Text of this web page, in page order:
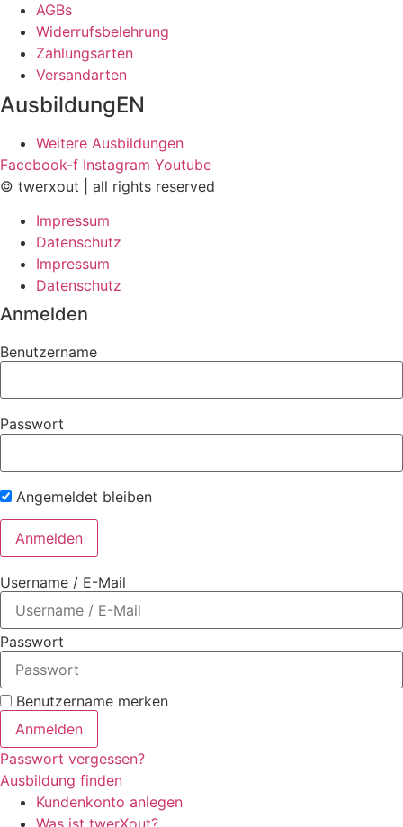
AGBs
Widerrufsbelehrung
Zahlungsarten
Versandarten
AusbildungEN
Weitere Ausbildungen
Facebook-f Instagram Youtube
© twerxout | all rights reserved
Impressum
Datenschutz
Impressum
Datenschutz
Anmelden
Benutzername
Passwort
Angemeldet bleiben
Username / E-Mail
Passwort
Benutzername merken
Anmelden
Passwort vergessen?
Ausbildung finden
Kundenkonto anlegen
Was ist twerXout?